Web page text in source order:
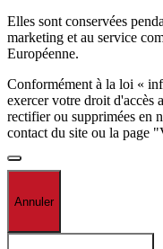
Elles sont conservées
marketing et au service
Européenne.
Conformément à la loi «
exercer votre droit d'accès
rectifier ou supprimées en
contact du site ou la page
Annuler